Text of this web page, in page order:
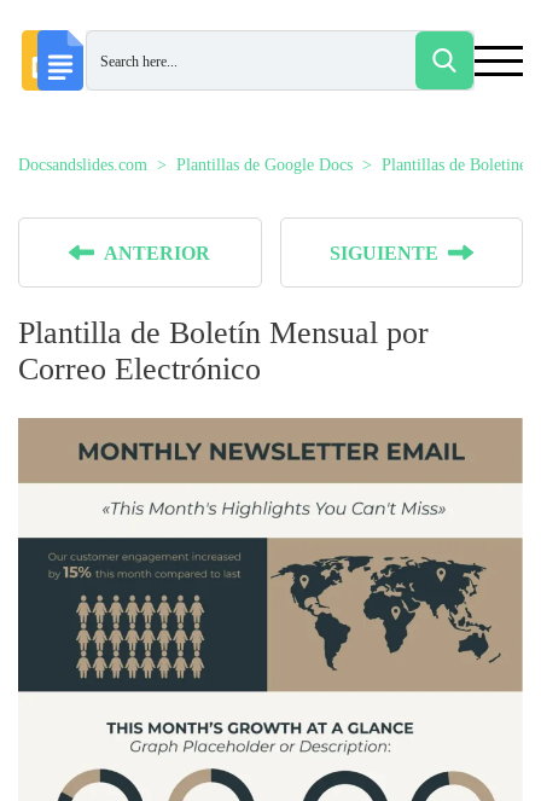
Docsandslides.com Plantillas de Google Docs Plantillas de Boletines
ANTERIOR SIGUIENTE
Plantilla de Boletín Mensual por
Correo Electrónico